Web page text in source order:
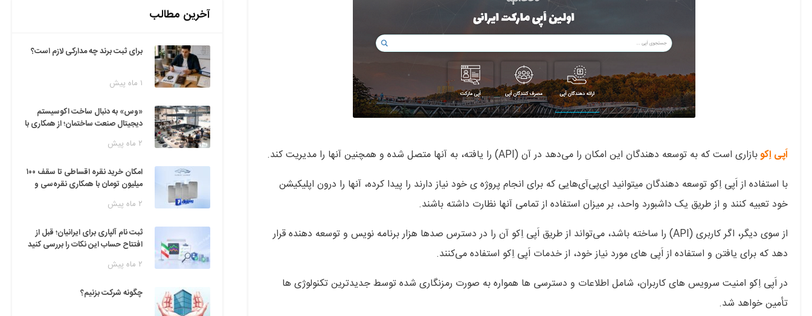
اَپی اِکوبازاری است که به توسعه دهندگان این امکان را می‌دهد در آن (API) را یافته، به آنها متصل شده و همچنین آنها را مدیریت کند.
با استفاده از اَپی اِکو توسعه دهندگان میتوانید ای‌پی‌آی‌هایی که برای انجام پروژه ی خود نیاز دارند را پیدا کرده، آنها را درون اپلیکیشن
خود تعبیه کنند و از طریق یک داشبورد واحد، بر میزان استفاده از تمامی آنها نظارت داشته باشند.
از سوی دیگر، اگر کاربری (API) را ساخته باشد، می‌تواند از طریق اَپی اِکو آن را در دسترس صدها هزار برنامه نویس و توسعه دهنده قرار
دهد که برای یافتن و استفاده از اَپی های مورد نیاز خود، از خدمات اَپی اِکو استفاده می‌کنند.
در اَپی اِکو امنیت سرویس های کاربران، شامل اطلاعات و دسترسی ها همواره به صورت رمزنگاری شده توسط جدیدترین تکنولوژی ها
تأمین خواهد شد.
آخرین مطالب
برای ثبت برند چه مدارکی لازم است؟
۱ ماه پیش
«وس» به دنبال ساخت اکوسیستم
دیجیتال صنعت ساختمان؛ از همکاری با
فناوری۲ ماه پیش
امکان خرید نقره اقساطی تا سقف ۱۰۰
میلیون تومان با همکاری نقره‌سی و
۲ ماه پیش
ثبت نام آلپاری برای ایرانیان؛ قبل از
افتتاح حساب این نکات را بررسی کنید
۲ ماه پیش
چگونه شرکت بزنیم؟